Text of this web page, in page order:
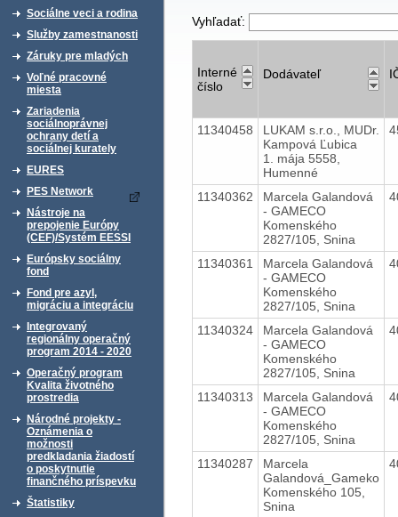
Sociálne veci a rodina
Služby zamestnanosti
Záruky pre mladých
Voľné pracovné
miesta
Zariadenia
sociálnoprávnej
ochrany detí a
sociálnej kurately
EURES
PES Network
Nástroje na
prepojenie Európy
(CEF)/Systém EESSI
Európsky sociálny
fond
Fond pre azyl,
migráciu a integráciu
Integrovaný
regionálny operačný
program 2014 - 2020
Operačný program
Kvalita životného
prostredia
Národné projekty -
Oznámenia o
možnosti
predkladania žiadostí
o poskytnutie
finančného príspevku
Štatistiky
Vyhľadať:
Interné
číslo
Dodávateľ
11340458
LUKAM s.r.o., MUDr.
Kampová Ľubica
1. mája 5558,
Humenné
11340362
Marcela Galandová
- GAMECO
Komenského
2827/105, Snina
11340361
Marcela Galandová
- GAMECO
Komenského
2827/105, Snina
11340324
Marcela Galandová
- GAMECO
Komenského
2827/105, Snina
11340313
Marcela Galandová
- GAMECO
Komenského
2827/105, Snina
11340287
Marcela
Galandová_Gameko
Komenského 105,
Snina